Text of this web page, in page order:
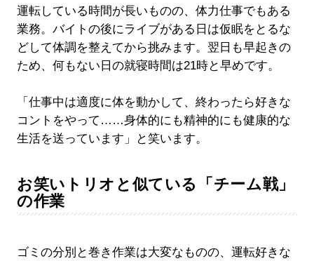
運転している時間が長いものの、体力仕事でもある
業務。バイトの後にライブがある日は仮眠をとるな
どして体調を整えてから挑みます。翌日も早起きの
ため、何もない日の就寝時間は21時と早めです。
「仕事中は適度に体を動かして、終わったら好きな
コントをやって……身体的にも精神的にも健康的な
生活を送っています」と笑います。
お笑いトリオと似ている「チーム戦」
の作業
ゴミの分別と巻き作業は大変なものの、運転好きな